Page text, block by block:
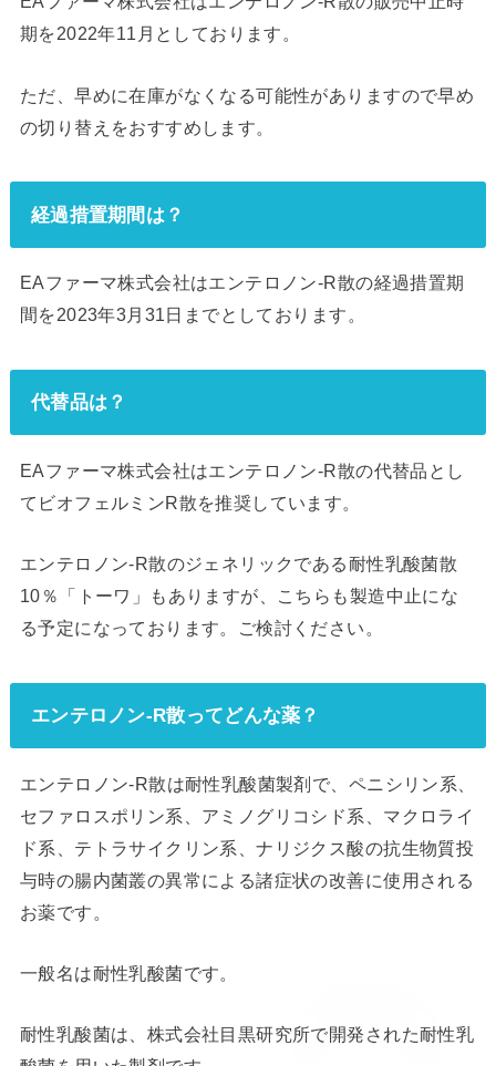
期を2022年11月としております。
ただ、早めに在庫がなくなる可能性がありますので早め
の切り替えをおすすめします。
経過措置期間は？
EAファーマ株式会社はエンテロノン‐R散の経過措置期
間を2023年3月31日までとしております。
代替品は？
EAファーマ株式会社はエンテロノン‐R散の代替品とし
てビオフェルミンR散を推奨しています。
エンテロノン‐R散のジェネリックである耐性乳酸菌散
10％「トーワ」もありますが、こちらも製造中止にな
る予定になっております。ご検討ください。
エンテロノン‐R散ってどんな薬？
エンテロノン‐R散は耐性乳酸菌製剤で、ペニシリン系、
セファロスポリン系、アミノグリコシド系、マクロライ
ド系、テトラサイクリン系、ナリジクス酸の抗生物質投
与時の腸内菌叢の異常による諸症状の改善に使用される
お薬です。
一般名は耐性乳酸菌です。
耐性乳酸菌は、株式会社目黒研究所で開発された耐性乳